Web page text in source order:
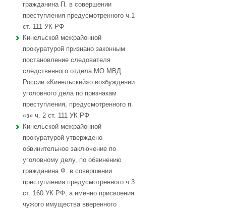
гражданина П. в совершении
преступления предусмотренного ч.1
ст. 111 УК РФ
Кинельской межрайонной
прокуратурой признано законным
постановление следователя
следственного отдела МО МВД
России «Кинельский»о возбуждении
уголовного дела по признакам
преступления, предусмотренного п.
«з» ч. 2 ст. 111 УК РФ
Кинельской межрайонной
прокуратурой утверждено
обвинительное заключение по
уголовному делу, по обвинению
гражданина Ф. в совершении
преступления предусмотренного ч.3
ст. 160 УК РФ, а именно присвоения
чужого имущества вверенного